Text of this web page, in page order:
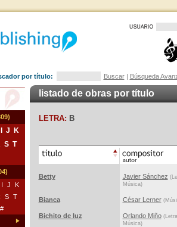
por título: Buscar| Búsqueda
J
K
S T
I J
K
S T
#
listado de obras por título
LETRA: B
Betty Javier Sánchez
Música)
Bianca César Lerner
Bichito de luz Orlando Miño
Música)